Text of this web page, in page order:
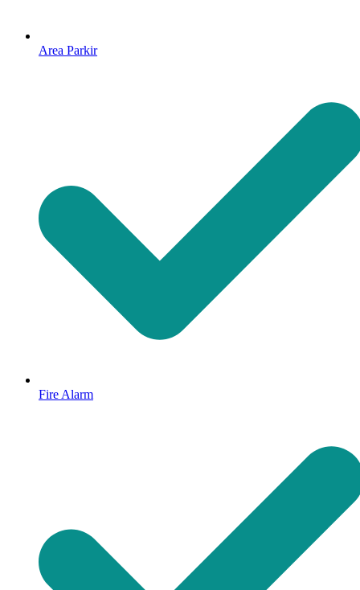
Area Parkir
Fire Alarm